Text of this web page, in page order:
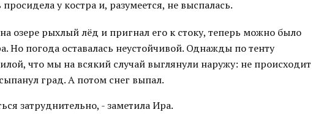
у костра и, разумеется, не выспалась.
озере рыхлый лёд и пригнал его к стоку, теперь можно было
Но погода оставалась неустойчивой. Однажды по тенту
что мы на всякий случай выглянули наружу: не происходит
град. А потом снег выпал.
затруднительно, - заметила Ира.